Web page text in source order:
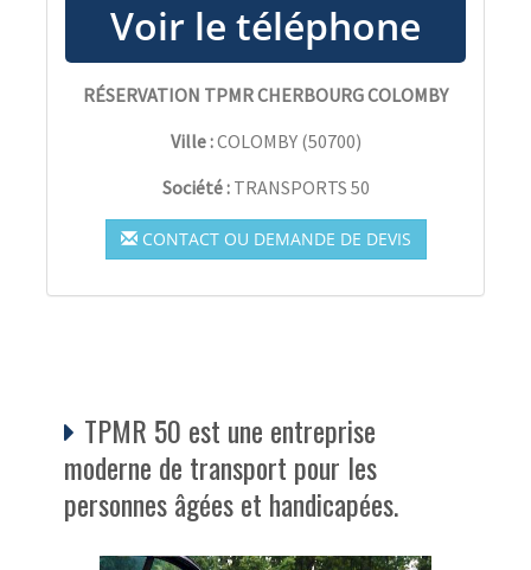
RÉSERVATION TPMR CHERBOURG COLOMBY
Ville :COLOMBY(50700)
Société : TRANSPORTS 50
CONTACT OU DEMANDE DE DEVIS
TPMR 50 est une entreprise
moderne de transport pour les
personnes âgées et handicapées.